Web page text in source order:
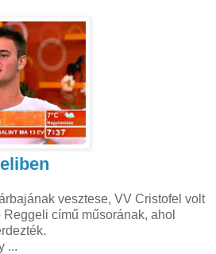
vesztese, VV Cristofel volt
című műsorának, ahol
...